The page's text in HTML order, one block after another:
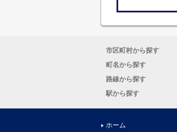
市区町村から探す
町名から探す
路線から探す
駅から探す
ホーム